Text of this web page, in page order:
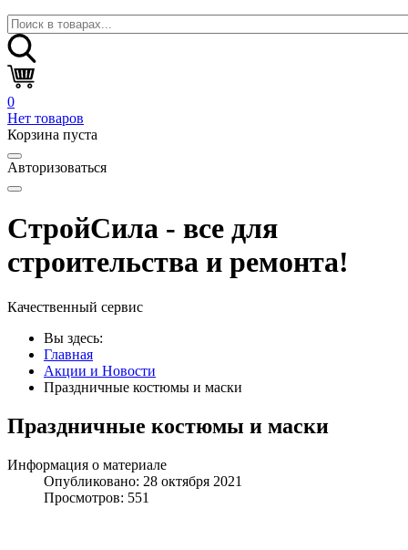
0
Нет товаров
Корзина пуста
Авторизоваться
СтройСила - все для
строительства и ремонта!
Качественный сервис
Вы здесь:
Главная
Акции и Новости
Праздничные костюмы и маски
Праздничные костюмы и маски
Информация о материале
Опубликовано: 28 октября 2021
Просмотров: 551